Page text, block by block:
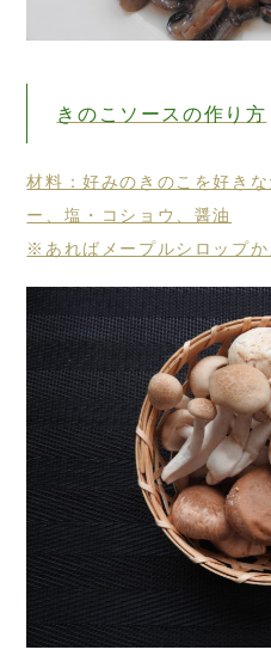
きのこソースの作り方
材料：好みのきのこを好き
ー、塩・コショウ、醤油
※あればメープルシロップか